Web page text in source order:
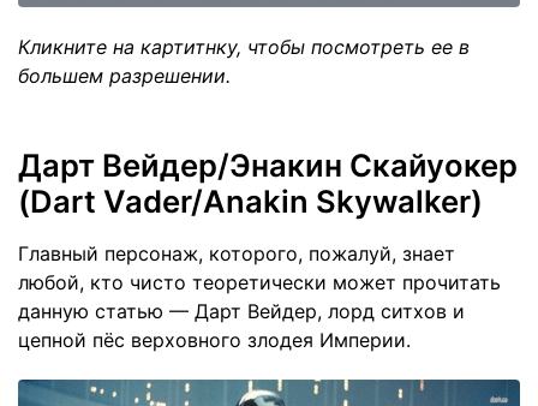
Кликните на картитнку, чтобы посмотреть ее в
большем разрешении.
Дарт Вейдер/Энакин Скайуокер
(Dart Vader/Anakin Skywalker)
Главный персонаж, которого, пожалуй, знает
любой, кто чисто теоретически может прочитать
данную статью — Дарт Вейдер, лорд ситхов и
цепной пёс верховного злодея Империи.